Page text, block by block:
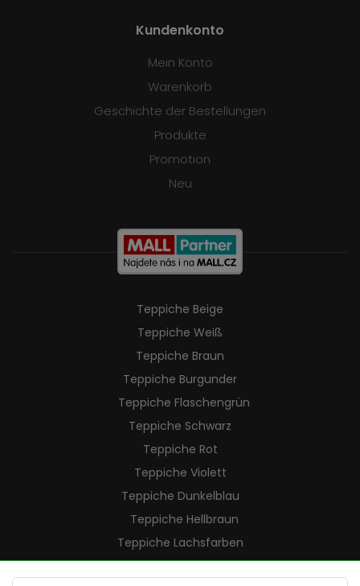
Kundenkonto
Mein Konto
Warenkorb
Geschichte der Bestellungen
Produkte
Promotion
Neu
Teppiche Beige
Teppiche Weiß
Teppiche Braun
Teppiche Burgunder
Teppiche Flaschengrün
Teppiche Schwarz
Teppiche Rot
Teppiche Violett
Teppiche Dunkelblau
Teppiche Hellbraun
Teppiche Lachsfarben
Teppiche Cremefarben